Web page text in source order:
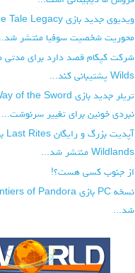
محوریت شخصیت سوفیا منتشر شد...
Wilds پشتیبانی کند...
نبردی خونین برای تغییر سرنوشت...
Wildlands منتشر شد...
از جنوب کسی هست؟!
شد...